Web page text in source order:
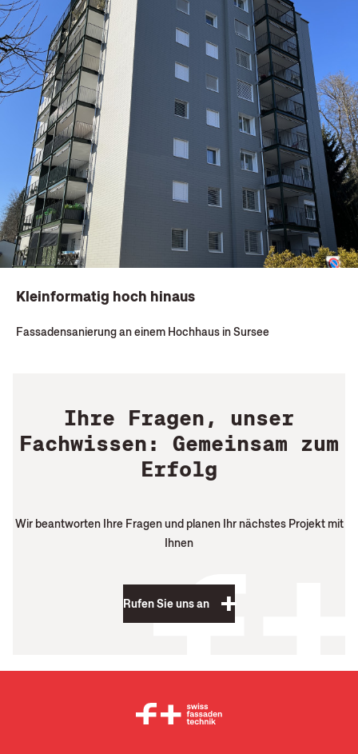
Kleinformatig hoch hinaus
Fassadensanierung an einem Hochhaus in Sursee
Ihre Fragen, unser
Fachwissen: Gemeinsam zum
Erfolg
Wir beantworten Ihre Fragen und planen Ihr nächstes Projekt mit
Ihnen
Rufen Sie uns an